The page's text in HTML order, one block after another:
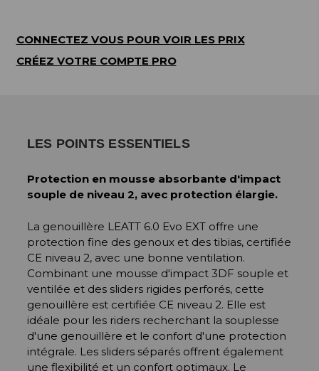
CONNECTEZ VOUS POUR VOIR LES PRIX
CRÉEZ VOTRE COMPTE PRO
LES POINTS ESSENTIELS
Protection en mousse absorbante d'impact
souple de niveau 2, avec protection élargie.
La genouillère LEATT 6.0 Evo EXT offre une
protection fine des genoux et des tibias, certifiée
CE niveau 2, avec une bonne ventilation.
Combinant une mousse d'impact 3DF souple et
ventilée et des sliders rigides perforés, cette
genouillère est certifiée CE niveau 2. Elle est
idéale pour les riders recherchant la souplesse
d'une genouillère et le confort d'une protection
intégrale. Les sliders séparés offrent également
une flexibilité et un confort optimaux. Le